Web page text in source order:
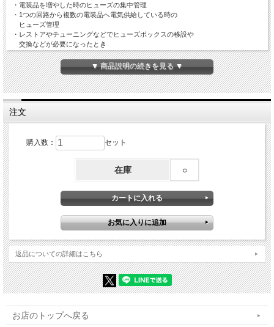
・電装品を増やした時のヒューズの集中管理
・1つの回路から複数の電装品へ電気供給している時の
ヒューズ管理
・レストアやチューニングなどでヒューズボックスの移設や
交換などが必要になったとき
などさまざまな場面で役に立つ汎用ヒューズボックスです。
電源の入力側の配線が2系統ずつに分かれているため、常時電源・ACC電源などに
分けて使用が可能です。
▼ 商品説明の続きを見る ▼
注文
購入数： セット
在庫 ○
返品についての詳細はこちら
お店のトップへ戻る